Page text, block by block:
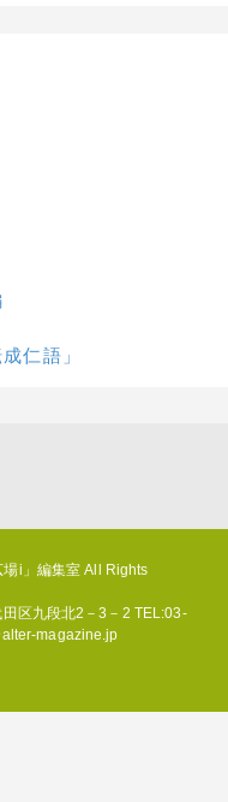
仁語」
場i」編集室 All Rights
区九段北2－3－2 TEL:03-
magazine.jp